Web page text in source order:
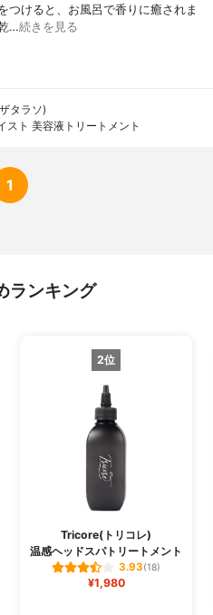
つけると、お風呂で香りに癒されま
…続きを見る
タラソ)
スト 美容液トリートメント
1
ランキング
2位
Tricore(トリコレ)
温感ヘッドスパトリートメント
3.93(18)
¥1,980